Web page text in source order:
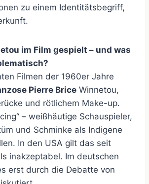
zu einem Identitätsbegriff,
im Film gespielt – und was
Filmen der 1960er Jahre
Pierre Brice Winnetou,
und rötlichem Make-up.
– weißhäutige Schauspieler,
und Schminke als Indigene
In den USA gilt das seit
inakzeptabel. Im deutschen
erst durch die Debatte von